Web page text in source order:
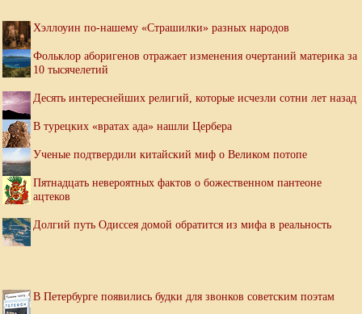
Хэллоуин по-нашему «Страшилки» разных народов
Фольклор аборигенов отражает изменения очертаний материка за
10 тысячелетий
Десять интереснейших религий, которые исчезли сотни лет назад
В турецких «вратах ада» нашли Цербера
Ученые подтвердили китайский миф о Великом потопе
Пятнадцать невероятных фактов о божественном пантеоне
ацтеков
Долгий путь Одиссея домой обратится из мифа в реальность
В Петербурге появились будки для звонков советским поэтам